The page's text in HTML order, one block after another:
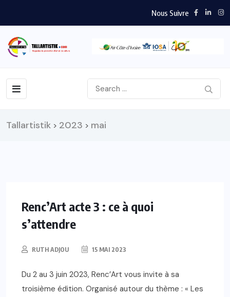
Nous Suivre
Tallartistik > 2023 > mai
Renc’Art acte 3 : ce à quoi
s’attendre
RUTH ADJOU 15 MAI 2023
Du 2 au 3 juin 2023, Renc’Art vous invite à sa
troisième édition. Organisé autour du thème : « Les